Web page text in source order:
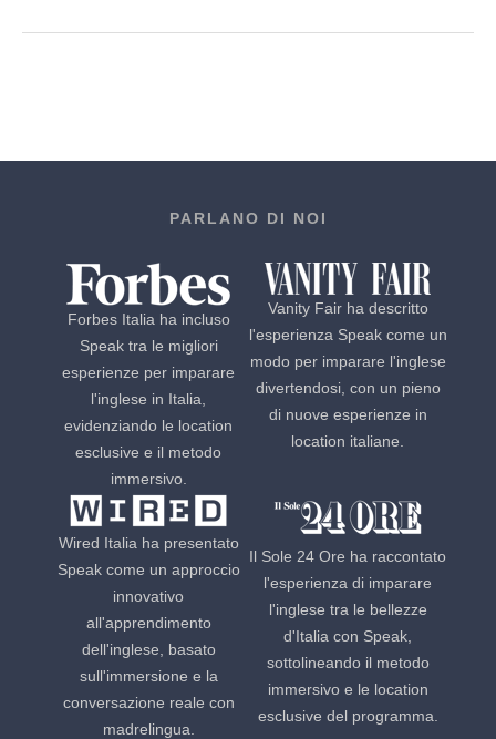
PARLANO DI NOI
Forbes Italia ha incluso
Speak tra le migliori
esperienze per imparare
l'inglese in Italia,
evidenziando le location
esclusive e il metodo
immersivo.
Vanity Fair ha descritto
l'esperienza Speak come un
modo per imparare l'inglese
divertendosi, con un pieno
di nuove esperienze in
location italiane.
Wired Italia ha presentato
Speak come un approccio
innovativo
all'apprendimento
dell'inglese, basato
sull'immersione e la
conversazione reale con
madrelingua.
Il Sole 24 Ore ha raccontato
l'esperienza di imparare
l'inglese tra le bellezze
d'Italia con Speak,
sottolineando il metodo
immersivo e le location
esclusive del programma.